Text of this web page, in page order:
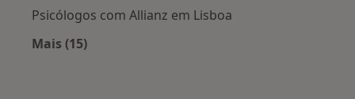
Psicólogos com Allianz em Lisboa
Mais (15)